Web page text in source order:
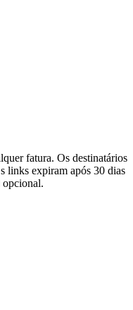
fatura. Os destinatários
links expiram após 30 dias
opcional.